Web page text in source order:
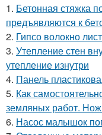
1. Бетонная стяжка
предъявляются к
2. Гипсо волокно
3. Утепление стен
утепление изнутри
4. Панель
5. Как
земляных работ.
6. Насос малышок